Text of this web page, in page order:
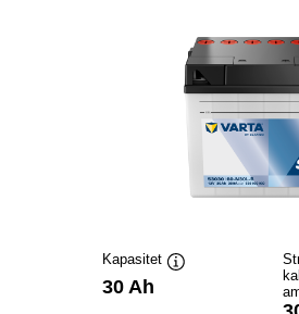
Kapasitet
30 Ah